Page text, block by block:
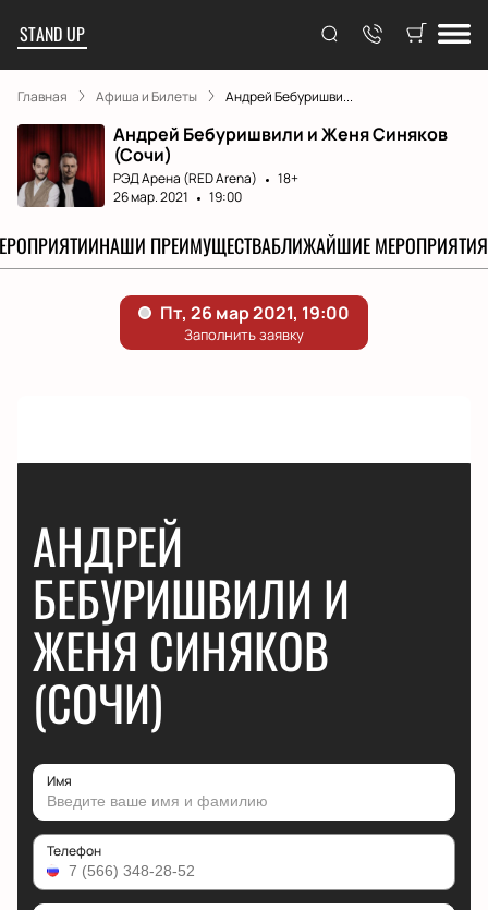
STAND UP
Главная Афиша и Билеты Андрей Бебуришви...
Андрей Бебуришвили и Женя Синяков
(Сочи)
РЭД Арена (RED Arena)
18+
26 мар. 2021
19:00
НАШИ ПРЕИМУЩЕСТВАБЛИЖАЙШИЕ МЕРОПРИЯТИЯ
АНДРЕЙ
БЕБУРИШВИЛИ И
ЖЕНЯ СИНЯКОВ
(СОЧИ)
Имя
Телефон